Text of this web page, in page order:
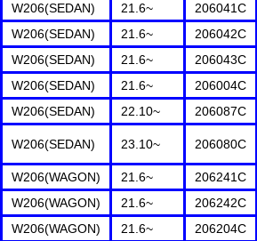
W206(SEDAN) 21.6~ 206041C
W206(SEDAN)
21.6~ 206042C
W206(SEDAN)
21.6~ 206043C
W206(SEDAN)
21.6~ 206004C
W206(SEDAN)
22.10~ 206087C
W206(SEDAN) 23.10~ 206080C
W206(WAGON)
21.6~ 206241C
W206(WAGON)
21.6~ 206242C
W206(WAGON)
21.6~ 206204C